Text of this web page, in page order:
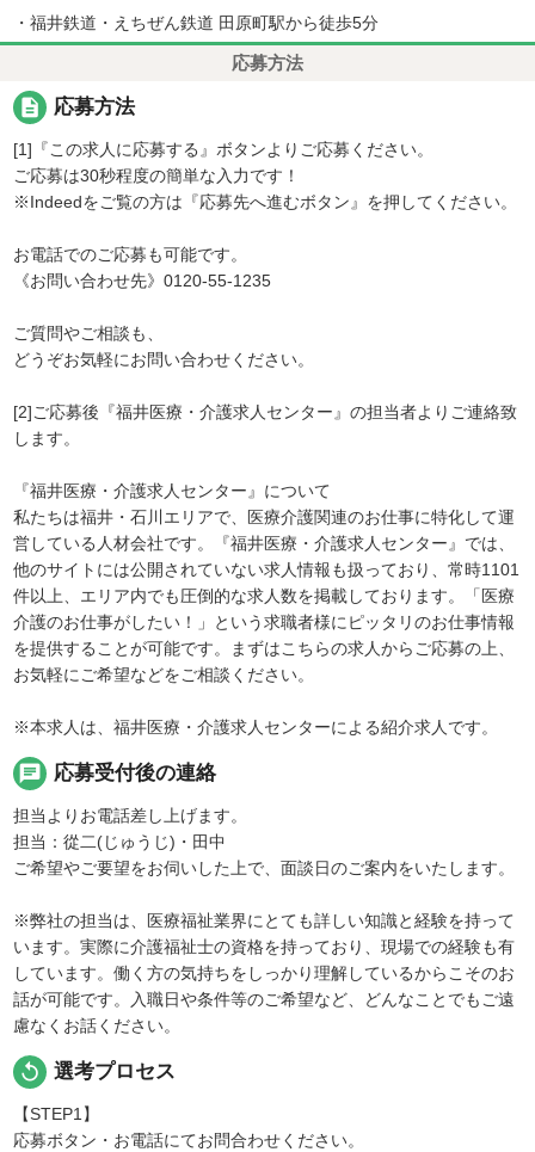
・福井鉄道・えちぜん鉄道 田原町駅から徒歩5分
応募方法
description 応募方法
[1]『この求人に応募する』ボタンよりご応募ください。
ご応募は30秒程度の簡単な入力です！
※Indeedをご覧の方は『応募先へ進むボタン』を押してください。
お電話でのご応募も可能です。
《お問い合わせ先》0120-55-1235
ご質問やご相談も、
どうぞお気軽にお問い合わせください。
[2]ご応募後『福井医療・介護求人センター』の担当者よりご連絡致
します。
『福井医療・介護求人センター』について
私たちは福井・石川エリアで、医療介護関連のお仕事に特化して運
営している人材会社です。『福井医療・介護求人センター』では、
他のサイトには公開されていない求人情報も扱っており、常時1101
件以上、エリア内でも圧倒的な求人数を掲載しております。「医療
介護のお仕事がしたい！」という求職者様にピッタリのお仕事情報
を提供することが可能です。まずはこちらの求人からご応募の上、
お気軽にご希望などをご相談ください。
※本求人は、福井医療・介護求人センターによる紹介求人です。
chat 応募受付後の連絡
担当よりお電話差し上げます。
担当：從二(じゅうじ)・田中
ご希望やご要望をお伺いした上で、面談日のご案内をいたします。
※弊社の担当は、医療福祉業界にとても詳しい知識と経験を持って
います。実際に介護福祉士の資格を持っており、現場での経験も有
しています。働く方の気持ちをしっかり理解しているからこそのお
話が可能です。入職日や条件等のご希望など、どんなことでもご遠
慮なくお話ください。
replay 選考プロセス
【STEP1】
応募ボタン・お電話にてお問合わせください。